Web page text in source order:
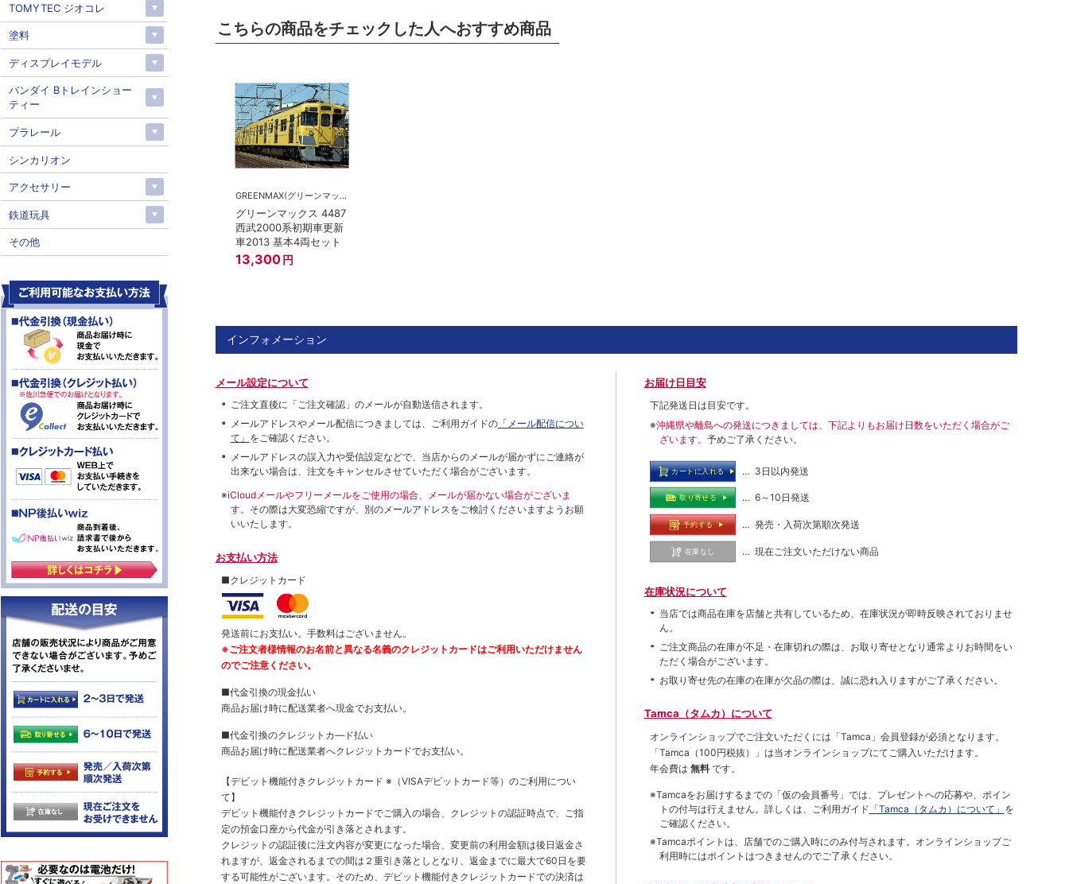
こちらの商品をチェックした人へおすすめ商品
GREENMAX(グリーンマックス）
グリーンマックス 4487
西武2000系初期車更新
車2013 基本4両セット
13,300 円
インフォメーション
メール設定について
ご注文直後に「ご注文確認」のメールが自動送信されます。
メールアドレスやメール配信につきましては、ご利用ガイドの「メール配信につい
て」 をご確認ください。
メールアドレスの誤入力や受信設定などで、当店からのメールが届かずにご連絡が
出来ない場合は、注文をキャンセルさせていただく場合がございます。
※iCloudメールやフリーメールをご使用の場合、メールが届かない場合がございま
す。 その際は大変恐縮ですが、別のメールアドレスをご検討くださいますようお願
いいたします。
お支払い方法
■クレジットカード
発送前にお支払い。手数料はございません。
※ご注文者様情報のお名前と異なる名義のクレジットカードはご利用いただけません
のでご注意ください。
■代金引換の現金払い
商品お届け時に配送業者へ現金でお支払い。
■代金引換のクレジットカ―ド払い
商品お届け時に配送業者へクレジットカードでお支払い。
【デビット機能付きクレジットカード ※（VISAデビットカード等） のご利用につい
て】
デビット機能付きクレジットカードでご購入の場合、クレジットの認証時点で、ご指
定の預金口座から代金が引き落とされます。
クレジットの認証後に注文内容が変更になった場合、変更前の利用金額は後日返金さ
れますが、返金されるまでの間は２重引き落としとなり、返金までに最大で60日を要
する可能性がございます。そのため、デビット機能付きクレジットカードでの決済は
お届け日目安
下記発送日は目安です。
※沖縄県や離島への発送につきましては、下記よりもお届け日数をいただく場合がご
ざいます。 予めご了承ください。
カートに入れる … 3日以内発送
取り寄せる … 6～10日発送
予約する … 発売・入荷次第順次発送
在庫なし … 現在ご注文いただけない商品
在庫状況について
当店では商品在庫を店舗と共有しているため、在庫状況が即時反映されておりませ
ん。
ご注文商品の在庫が不足・在庫切れの際は、お取り寄せとなり通常よりお時間をい
ただく場合がございます。
お取り寄せ先の在庫の在庫が欠品の際は、誠に恐れ入りますがご了承ください。
Tamca（タムカ）について
オンラインショップでご注⽂いただくには「Tamca」会員登録が必須となります。
「Tamca （100円税抜）
」は当オンラインショップにてご購⼊いただけます。
年会費は 無料 です。
※Tamcaをお届けするまでの「仮の会員番号」では、プレゼントへの応募や、ポイン
トの付与は⾏えません。詳しくは、ご利⽤ガイド 「Tamca（タムカ）について」 を
ご確認ください。
※Tamcaポイントは、店舗でのご購⼊時にのみ付与されます。オンラインショップご
利用時にはポイントはつきませんのでご了承ください。
TOMYTEC ジオコレ
塗料
ディスプレイモデル
バンダイ Bトレインショー
ティー
プラレール
シンカリオン
アクセサリー
鉄道玩具
その他